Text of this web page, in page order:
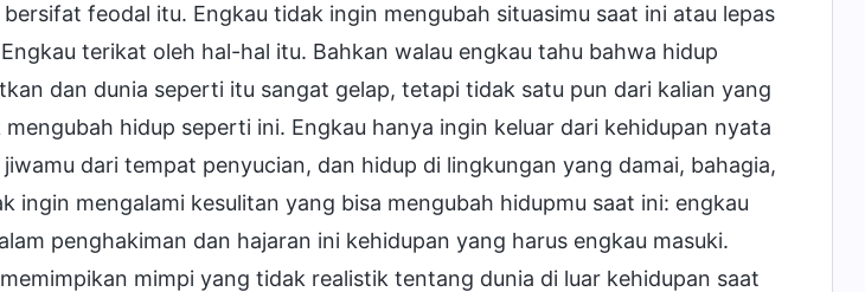
feodal itu. Engkau tidak ingin mengubah situasimu saat ini atau lepas
terikat oleh hal-hal itu. Bahkan walau engkau tahu bahwa hidup
dan dunia seperti itu sangat gelap, tetapi tidak satu pun dari kalian yang
hidup seperti ini. Engkau hanya ingin keluar dari kehidupan nyata
dari tempat penyucian, dan hidup di lingkungan yang damai, bahagia,
ingin mengalami kesulitan yang bisa mengubah hidupmu saat ini: engkau
penghakiman dan hajaran ini kehidupan yang harus engkau masuki.
mimpi yang tidak realistik tentang dunia di luar kehidupan saat